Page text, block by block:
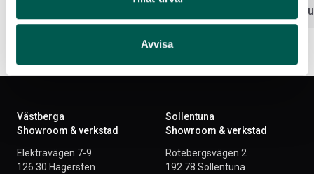
Avvisa
Lägg i
Västberga
Showroom & verkstad
Elektravägen 7-9
126 30 Hägersten
Sollentuna
Showroom & verkstad
Rotebergsvägen 2
192 78 Sollentuna